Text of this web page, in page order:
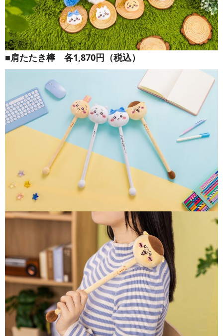
■肩たたき棒 各1,870円（税込）